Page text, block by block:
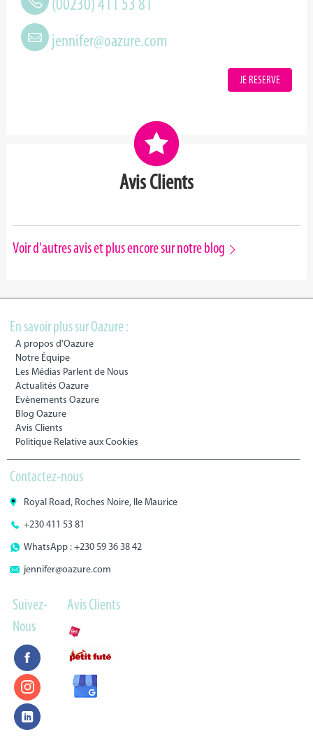
(00230) 411 53 81
jennifer@oazure.com
JE RESERVE
Avis Clients
Voir d'autres avis et plus encore sur notre blog
En savoir plus sur Oazure :
A propos d'Oazure
Notre Équipe
Les Médias Parlent de Nous
Actualités Oazure
Evènements Oazure
Blog Oazure
Avis Clients
Politique Relative aux Cookies
Contactez-nous
Royal Road, Roches Noire, Ile Maurice
+230 411 53 81
WhatsApp : +230 59 36 38 42
jennifer@oazure.com
Suivez-
Nous
Avis Clients